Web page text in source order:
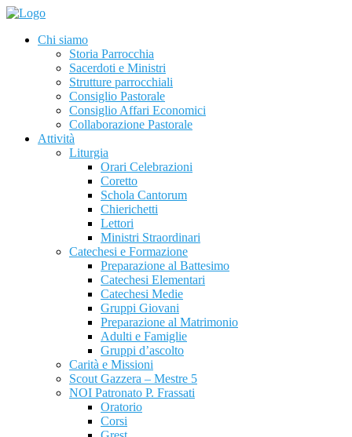
Chi siamo
Storia Parrocchia
Sacerdoti e Ministri
Strutture parrocchiali
Consiglio Pastorale
Consiglio Affari Economici
Collaborazione Pastorale
Attività
Liturgia
Orari Celebrazioni
Coretto
Schola Cantorum
Chierichetti
Lettori
Ministri Straordinari
Catechesi e Formazione
Preparazione al Battesimo
Catechesi Elementari
Catechesi Medie
Gruppi Giovani
Preparazione al Matrimonio
Adulti e Famiglie
Gruppi d’ascolto
Carità e Missioni
Scout Gazzera – Mestre 5
NOI Patronato P. Frassati
Oratorio
Corsi